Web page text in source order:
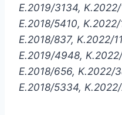
E.2019/3134,
E.2018/5410,
E.2018/837, K.2022/
E.2019/4948,
E.2018/656, K.2022/
E.2018/5334,